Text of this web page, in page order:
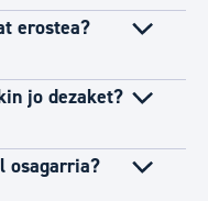
erostea?
jo dezaket?
osagarria?